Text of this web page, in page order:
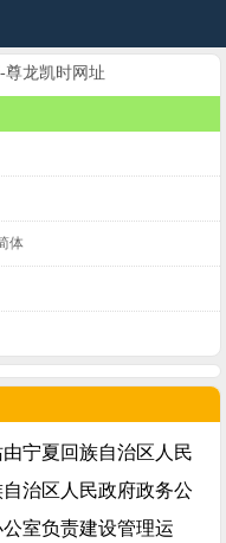
尊龙凯时网址
体
宁夏回族自治区人民
治区人民政府政务公
室负责建设管理运